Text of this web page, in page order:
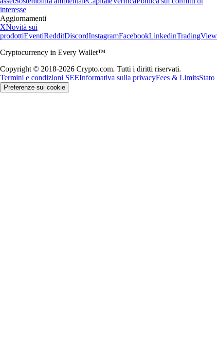
interesse
Aggiornamenti
XNovità sui
prodottiEventiRedditDiscordInstagramFacebookLinkedinTradingView
Cryptocurrency in Every Wallet™
Copyright © 2018-2026 Crypto.com. Tutti i diritti riservati.
Termini e condizioni SEEInformativa sulla privacyFees & LimitsStato
Preferenze sui cookie